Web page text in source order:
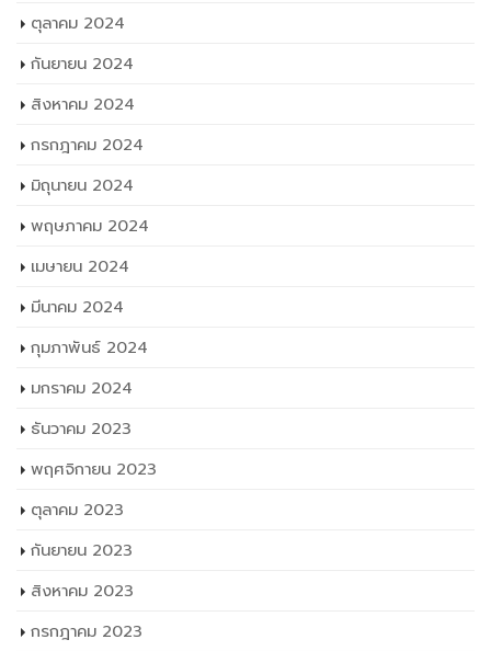
เมษายน 2024
มีนาคม 2024
กุมภาพันธ์ 2024
มกราคม 2024
ธันวาคม 2023
พฤศจิกายน 2023
ตุลาคม 2023
กันยายน 2023
สิงหาคม 2023
กรกฎาคม 2023
มิถุนายน 2023
พฤษภาคม 2023
เมษายน 2023
มีนาคม 2023
กุมภาพันธ์ 2023
มกราคม 2023